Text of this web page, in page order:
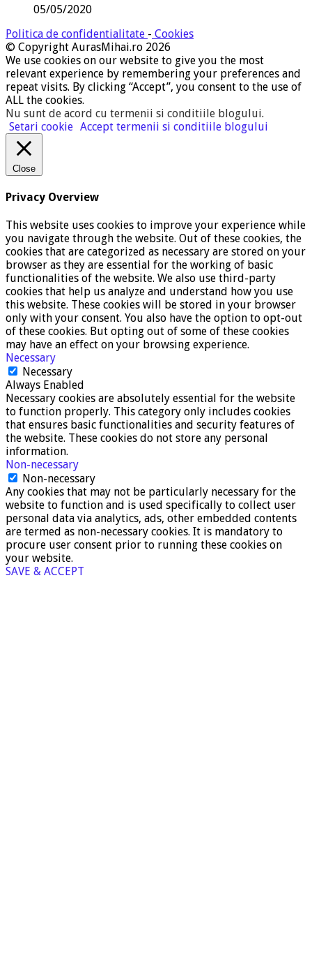
05/05/2020
Politica de confidentialitate - Cookies
© Copyright AurasMihai.ro 2026
We use cookies on our website to give you the most
relevant experience by remembering your preferences and
repeat visits. By clicking “Accept”, you consent to the use of
ALL the cookies.
Nu sunt de acord cu termenii si conditiile blogului.
Setari cookie Accept termenii si conditiile blogului
Close
Privacy Overview
This website uses cookies to improve your experience while
you navigate through the website. Out of these cookies, the
cookies that are categorized as necessary are stored on your
browser as they are essential for the working of basic
functionalities of the website. We also use third-party
cookies that help us analyze and understand how you use
this website. These cookies will be stored in your browser
only with your consent. You also have the option to opt-out
of these cookies. But opting out of some of these cookies
may have an effect on your browsing experience.
Necessary
Necessary
Always Enabled
Necessary cookies are absolutely essential for the website
to function properly. This category only includes cookies
that ensures basic functionalities and security features of
the website. These cookies do not store any personal
information.
Non-necessary
Non-necessary
Any cookies that may not be particularly necessary for the
website to function and is used specifically to collect user
personal data via analytics, ads, other embedded contents
are termed as non-necessary cookies. It is mandatory to
procure user consent prior to running these cookies on
your website.
SAVE & ACCEPT